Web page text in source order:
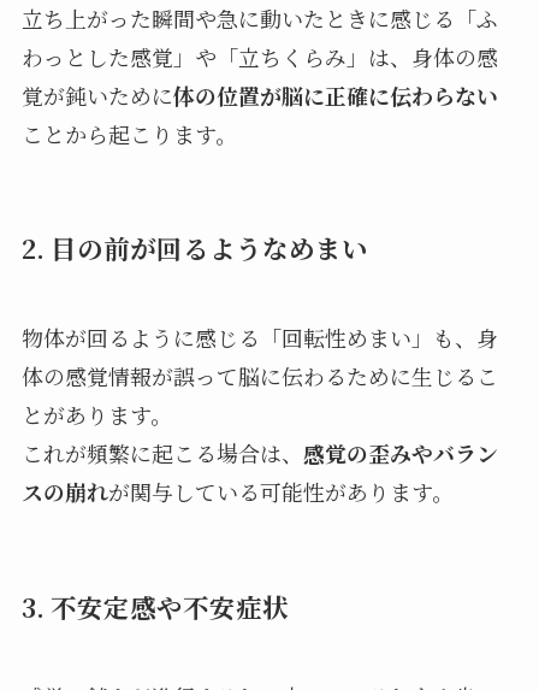
立ち上がった瞬間や急に動いたときに感じる「ふ
わっとした感覚」や「立ちくらみ」は、身体の感
覚が鈍いために体の位置が脳に正確に伝わらない
ことから起こります。
2. 目の前が回るようなめまい
物体が回るように感じる「回転性めまい」も、身
体の感覚情報が誤って脳に伝わるために生じるこ
とがあります。
これが頻繁に起こる場合は、 感覚の歪みやバラン
スの崩れが関与している可能性があります。
3. 不安定感や不安症状